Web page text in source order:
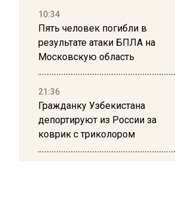
10:34
Пять человек погибли в
результате атаки БПЛА на
Московскую область
21:36
Гражданку Узбекистана
депортируют из России за
коврик с триколором